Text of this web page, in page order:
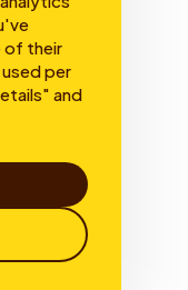
of their
per
and